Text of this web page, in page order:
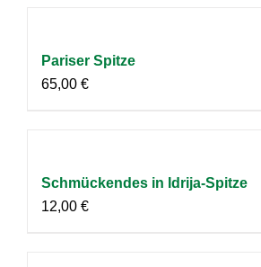
Pariser Spitze
65,00 €
Schmückendes in Idrija-Spitze
12,00 €